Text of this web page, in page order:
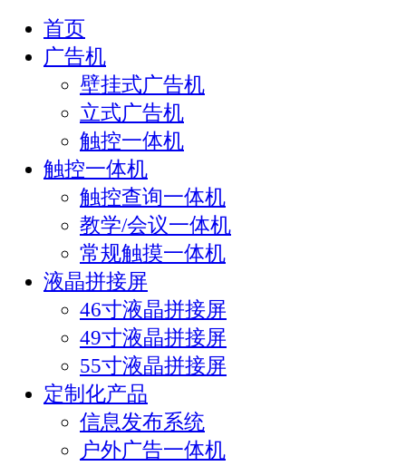
首页
广告机
壁挂式广告机
立式广告机
触控一体机
触控一体机
触控查询一体机
教学/会议一体机
常规触摸一体机
液晶拼接屏
46寸液晶拼接屏
49寸液晶拼接屏
55寸液晶拼接屏
定制化产品
信息发布系统
户外广告一体机